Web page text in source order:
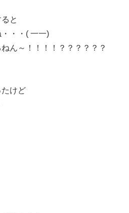
と
・・( 一一)
ん～！！！！？？？？？？
けど